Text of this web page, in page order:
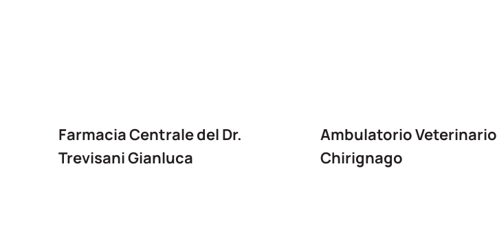
Farmacia Centrale del Dr.
Trevisani Gianluca
Ambulatorio Veterinario
Chirignago